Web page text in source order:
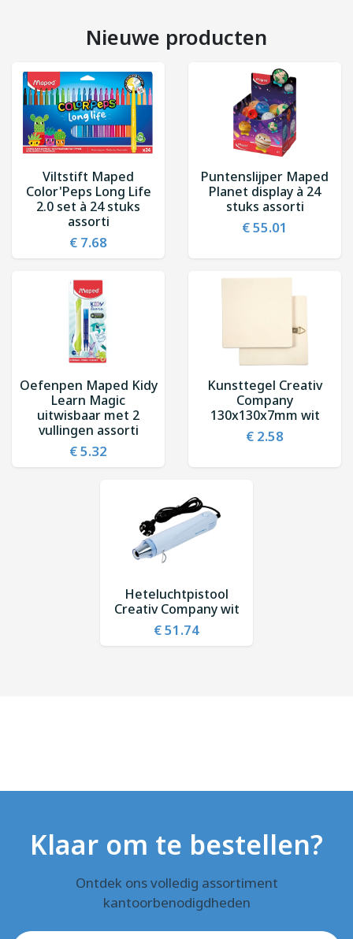
Nieuwe producten
Viltstift Maped
Color'Peps Long Life
2.0 set à 24 stuks
assorti
€ 7.68
Puntenslijper Maped
Planet display à 24
stuks assorti
€ 55.01
Oefenpen Maped Kidy
Learn Magic
uitwisbaar met 2
vullingen assorti
€ 5.32
Kunsttegel Creativ
Company
130x130x7mm wit
€ 2.58
Heteluchtpistool
Creativ Company wit
€ 51.74
Klaar om te bestellen?
Ontdek ons volledig assortiment
kantoorbenodigdheden